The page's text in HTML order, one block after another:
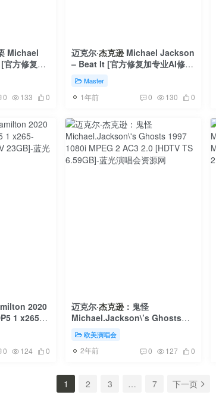
Michael
方修复加
0 133 0
迈克尔·杰克逊Michael Jackson
– Beat It [官方修复加专业AI修复
MKV 2.1GB]
Master
1年前 0 130 0
2020
1 x265-
23GB]
0 124 0
迈克尔·杰克逊：鬼怪
Michael.Jackson\’s Ghosts
1997 1080i MPEG 2 AC3 2.0
[HDTV TS 6.59GB]
欧美演唱会
2年前 0 127 0
1 2 3 … 7 下一页